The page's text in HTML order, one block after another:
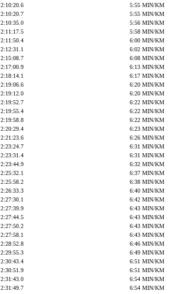
2:10:20.6 5:55 MIN/KM
2:10:20.7 5:55 MIN/KM
2:10:35.0 5:56 MIN/KM
2:11:17.5 5:58 MIN/KM
2:11:50.4 6:00 MIN/KM
2:12:31.1 6:02 MIN/KM
2:15:08.7 6:08 MIN/KM
2:17:00.9 6:13 MIN/KM
2:18:14.1 6:17 MIN/KM
2:19:06.6 6:20 MIN/KM
2:19:12.0 6:20 MIN/KM
2:19:52.7 6:22 MIN/KM
2:19:55.4 6:22 MIN/KM
2:19:58.8 6:22 MIN/KM
2:20:29.4 6:23 MIN/KM
2:21:23.6 6:26 MIN/KM
2:23:24.7 6:31 MIN/KM
2:23:31.4 6:31 MIN/KM
2:23:44.9 6:32 MIN/KM
2:25:32.1 6:37 MIN/KM
2:25:58.2 6:38 MIN/KM
2:26:33.3 6:40 MIN/KM
2:27:30.1 6:42 MIN/KM
2:27:39.9 6:43 MIN/KM
2:27:44.5 6:43 MIN/KM
2:27:50.2 6:43 MIN/KM
2:27:58.1 6:43 MIN/KM
2:28:52.8 6:46 MIN/KM
2:29:55.3 6:49 MIN/KM
2:30:43.4 6:51 MIN/KM
2:30:51.9 6:51 MIN/KM
2:31:43.0 6:54 MIN/KM
2:31:49.7 6:54 MIN/KM